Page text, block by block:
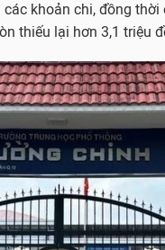
khoản chi, đồng
thiếu lại hơn 3,1 triệu